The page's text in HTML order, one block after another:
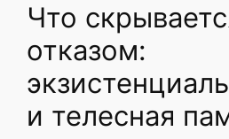
Что
отказом:
и телесная